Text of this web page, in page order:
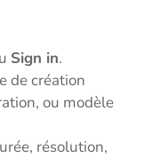
Sign in.
de création
ou modèle
résolution,